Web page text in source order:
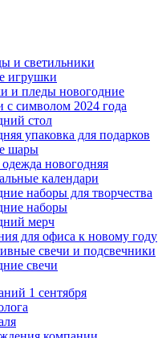
и светильники
игрушки
и пледы новогодние
с символом 2024 года
стол
упаковка для подарков
шары
одежда новогодняя
календари
наборы для творчества
наборы
мерч
для офиса к новому году
свечи и подсвечники
свечи
1 сентября